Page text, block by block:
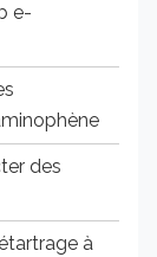
e-
des
à